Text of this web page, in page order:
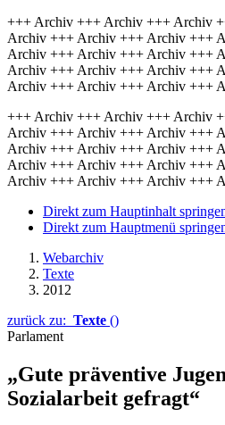
+++ Archiv +++ Archiv +++ Archiv
Archiv +++ Archiv +++ Archiv +++
Archiv +++ Archiv +++ Archiv +++
Archiv +++ Archiv +++ Archiv +++
Archiv +++ Archiv +++ Archiv +++
+++ Archiv +++ Archiv +++ Archiv
Archiv +++ Archiv +++ Archiv +++
Archiv +++ Archiv +++ Archiv +++
Archiv +++ Archiv +++ Archiv +++
Archiv +++ Archiv +++ Archiv +++
Direkt zum Hauptinhalt
Direkt zum Hauptmenü
Webarchiv
Texte
2012
zurück zu: Texte ()
Parlament
„Gute präventive
Sozialarbeit gefragt“